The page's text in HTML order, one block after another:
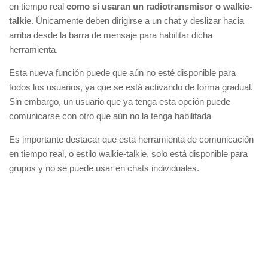
en tiempo real como si usaran un radiotransmisor o walkie-
talkie. Únicamente deben dirigirse a un chat y deslizar hacia
arriba desde la barra de mensaje para habilitar dicha
herramienta.
Esta nueva función puede que aún no esté disponible para
todos los usuarios, ya que se está activando de forma gradual.
Sin embargo, un usuario que ya tenga esta opción puede
comunicarse con otro que aún no la tenga habilitada
Es importante destacar que esta herramienta de comunicación
en tiempo real, o estilo walkie-talkie, solo está disponible para
grupos y no se puede usar en chats individuales.